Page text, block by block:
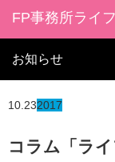
FP事務所ライ
お知らせ
10.232017
コラム「ラ